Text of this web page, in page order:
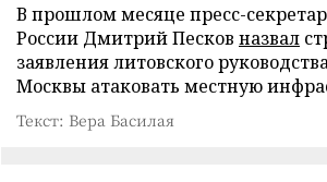
В прошлом месяце пресс-
России Дмитрий Песков назвал
заявления литовского
Москвы атаковать местную
Текст: Вера Басилая